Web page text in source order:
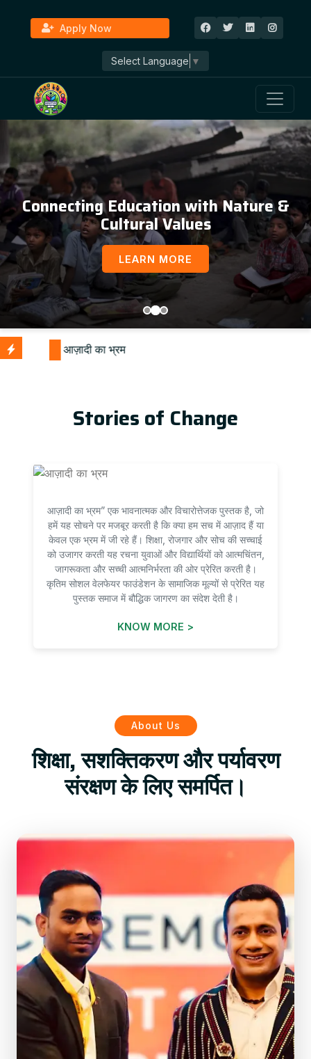
Apply Now
Select Language ▼
Connecting Education with Nature &
Cultural Values
LEARN MORE
Stories of Change
आज़ादी का भ्रम” एक भावनात्मक और विचारोत्तेजक पुस्तक है, जो
हमें यह सोचने पर मजबूर करती है कि क्या हम सच में आज़ाद हैं या
केवल एक भ्रम में जी रहे हैं। शिक्षा, रोजगार और सोच की सच्चाई
को उजागर करती यह रचना युवाओं और विद्यार्थियों को आत्मचिंतन,
जागरूकता और सच्ची आत्मनिर्भरता की ओर प्रेरित करती है।
कृतिम सोशल वेलफेयर फाउंडेशन के सामाजिक मूल्यों से प्रेरित यह
पुस्तक समाज में बौद्धिक जागरण का संदेश देती है।
KNOW MORE >
About Us
शिक्षा, सशक्तिकरण और पर्यावरण
संरक्षण के लिए समर्पित।